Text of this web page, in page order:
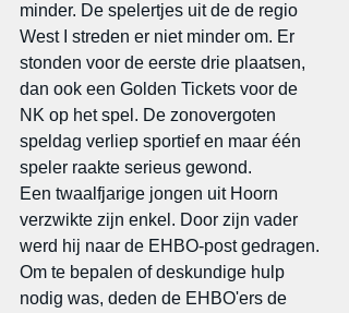
minder. De spelertjes uit de de regio
West I streden er niet minder om. Er
stonden voor de eerste drie plaatsen,
dan ook een Golden Tickets voor de
NK op het spel. De zonovergoten
speldag verliep sportief en maar één
speler raakte serieus gewond.
Een twaalfjarige jongen uit Hoorn
verzwikte zijn enkel. Door zijn vader
werd hij naar de EHBO-post gedragen.
Om te bepalen of deskundige hulp
nodig was, deden de EHBO'ers de